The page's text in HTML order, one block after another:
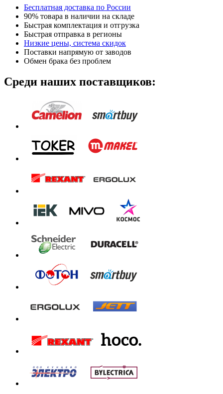
Бесплатная доставка по России
90% товара в наличии на складе
Быстрая комплектация и отгрузка
Быстрая отправка в регионы
Низкие цены, система скидок
Поставки напрямую от заводов
Обмен брака без проблем
Среди наших поставщиков: